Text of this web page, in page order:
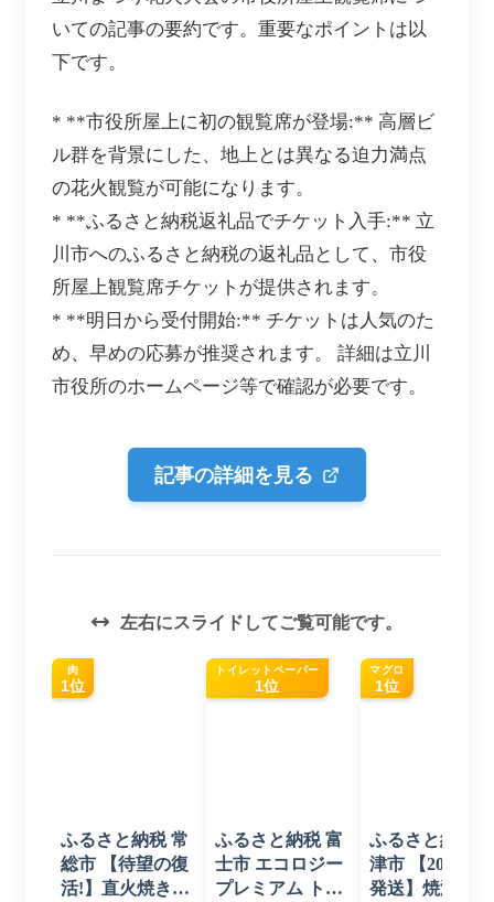
いての記事の要約です。重要なポイントは以
下です。
* **市役所屋上に初の観覧席が登場:** 高層ビ
ル群を背景にした、地上とは異なる迫力満点
の花火観覧が可能になります。
* **ふるさと納税返礼品でチケット入手:** 立
川市へのふるさと納税の返礼品として、市役
所屋上観覧席チケットが提供されます。
* **明日から受付開始:** チケットは人気のた
め、早めの応募が推奨されます。 詳細は立川
市役所のホームページ等で確認が必要です。
記事の詳細を見る
左右にスライドしてご覧可能です。
肉
1位
ふるさと納税 常
総市 【待望の復
活!】直火焼きハ
トイレットペーパー
1位
ふるさと納税 富
士市 エコロジー
プレミアム トイ
マグロ
1位
ふるさと納税
津市 【2026年6
発送】焼津 マ